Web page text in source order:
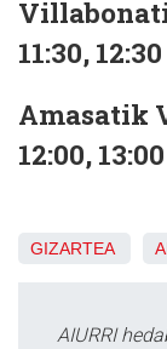
11:30,
Amasatik
12:00,
GIZARTEA
AIURRI